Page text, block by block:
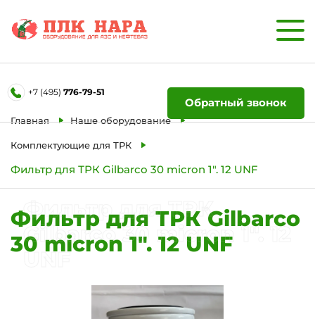
+7 (495) 776-79-51
Обратный звонок
Главная Наше оборудование
Комплектующие для ТРК
Фильтр для ТРК Gilbarco 30 micron 1". 12 UNF
Фильтр для ТРК Gilbarco
30 micron 1". 12 UNF
Фильтр для ТРК
Gilbarco 30 micron 1". 12
UNF
Форма обратной связи
Ваше имя
Телефон